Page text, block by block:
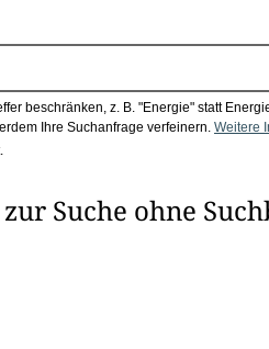
beschränken, z. B. "Energie" statt
Ihre Suchanfrage verfeinern. Weitere
Suche ohne